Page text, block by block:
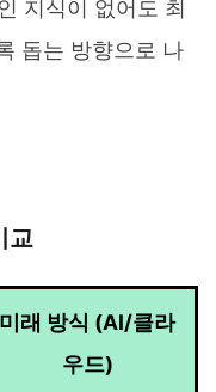
지식이 없어도 최
돕는 방향으로 나
교
미래 방식 (AI/클라
우드)